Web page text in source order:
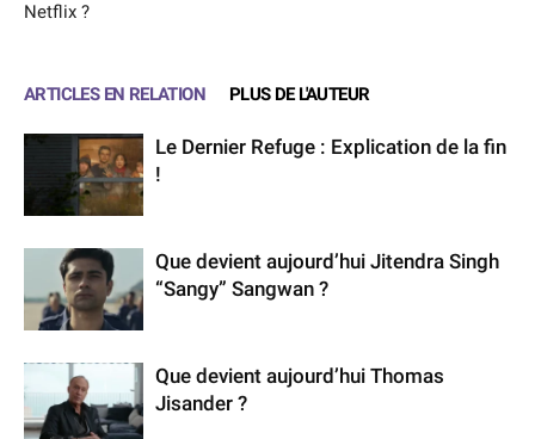
Netflix ?
ARTICLES EN RELATION PLUS DE L'AUTEUR
Le Dernier Refuge : Explication de la fin
!
Que devient aujourd’hui Jitendra Singh
“Sangy” Sangwan ?
Que devient aujourd’hui Thomas
Jisander ?